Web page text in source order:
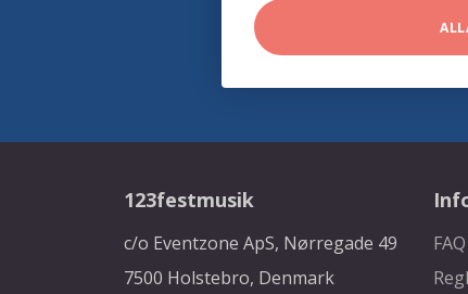
123festmusik
c/o Eventzone ApS, Nørregade 49
7500 Holstebro, Denmark
FAQ